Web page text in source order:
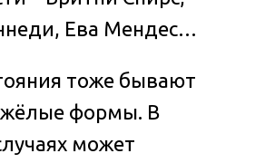
Ева Мендес…
тоже бывают
формы. В
может